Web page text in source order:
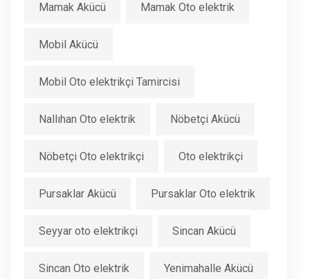
Mamak Akücü Mamak Oto elektrik
Mobil Akücü
Mobil Oto elektrikçi Tamircisi
Nallıhan Oto elektrik Nöbetçi Akücü
Nöbetçi Oto elektrikçi Oto elektrikçi
Pursaklar Akücü Pursaklar Oto elektrik
Seyyar oto elektrikçi Sincan Akücü
Sincan Oto elektrik Yenimahalle Akücü